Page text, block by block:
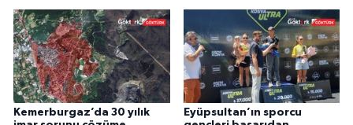
Kemerburgaz’da 30 yılık
Eyüpsultan’ın sporcu